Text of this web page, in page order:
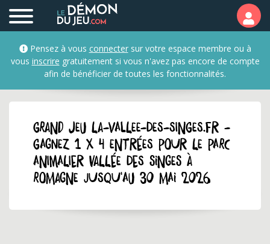
Pensez à vous connectersur votre espace membre ou à
vous inscrire gratuitement si vous n'avez pas encore de compte
afin de bénéficier de toutes les fonctionnalités.
GRAND JEU la-vallee-des-singes.fr -
Gagnez 1 x 4 entrées pour le parc
animalier Vallée des Singes à
Romagne jusqu'au 30 mai 2026